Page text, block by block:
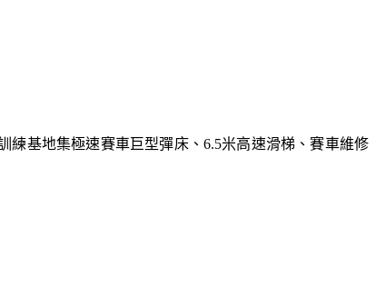
練基地集極速賽車巨型彈床、6.5米高速滑梯、賽車維修